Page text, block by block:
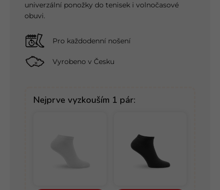
univerzální ponožky do tenisek i volnočasové
obuvi.
Pro každodenní nošení
Vyrobeno v Česku
Nejprve vyzkouším 1 pár: